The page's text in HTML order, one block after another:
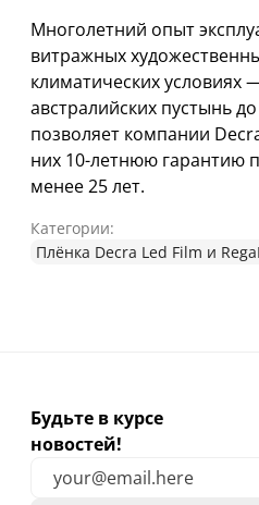
Многолетний опыт
витражных
климатических условиях
австралийских пустынь
позволяет компании
них 10-летнюю гарантию
менее 25 лет.
Категории:
Плёнка Decra Led Film и
Будьте в курсе
новостей!